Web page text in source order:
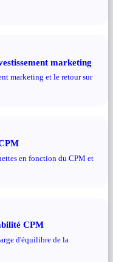
marketing
marketing et le retour sur
en fonction du CPM et
CPM
d'équilibre de la